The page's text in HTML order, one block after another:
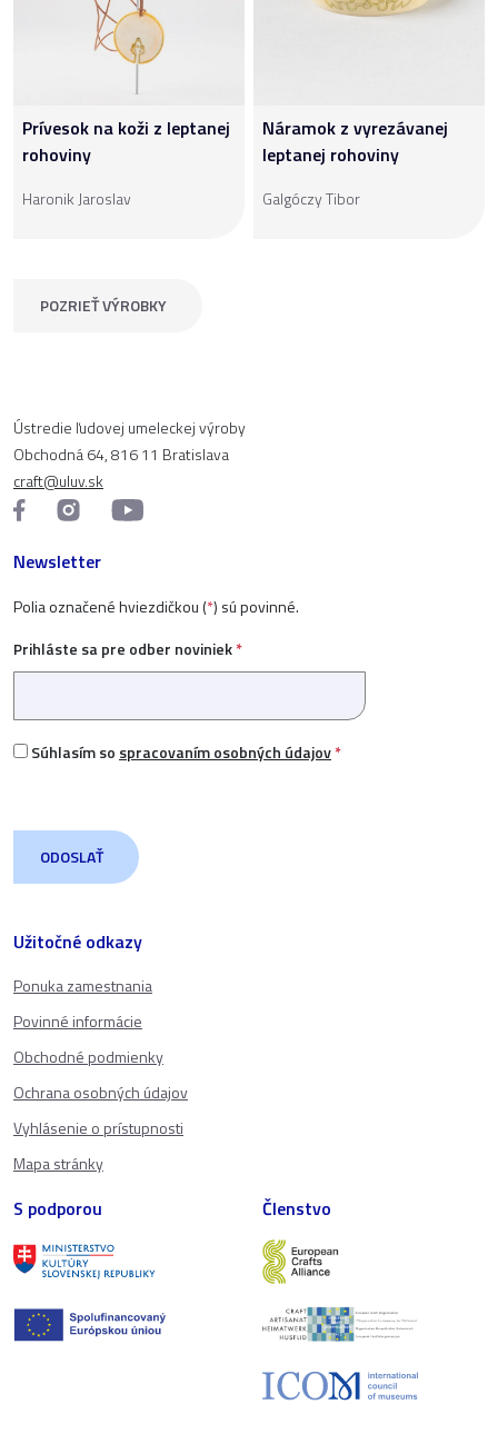
Prívesok na koži z leptanej
rohoviny
Haronik Jaroslav
Náramok z vyrezávanej
leptanej rohoviny
Galgóczy Tibor
POZRIEŤ VÝROBKY
Užitočné odkazy
Ponuka zamestnania
Povinné informácie
Obchodné podmienky
Ochrana osobných údajov
Vyhlásenie o prístupnosti
Mapa stránky
Ústredie ľudovej umeleckej výroby
Obchodná 64, 816 11 Bratislava
craft@uluv.sk
Newsletter
Polia označené hviezdičkou (*) sú povinné.
Prihláste sa pre odber noviniek*
Súhlasím so spracovaním osobných údajov*
S podporou Členstvo